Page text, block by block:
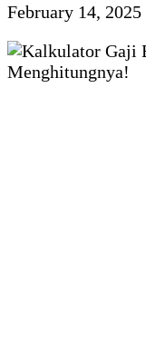
February 14, 2025